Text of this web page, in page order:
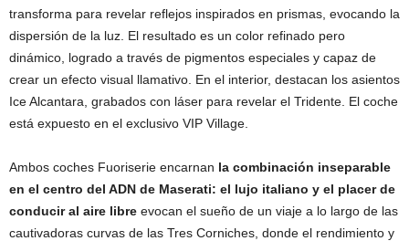
transforma para revelar reflejos inspirados en prismas, evocando la
dispersión de la luz. El resultado es un color refinado pero
dinámico, logrado a través de pigmentos especiales y capaz de
crear un efecto visual llamativo. En el interior, destacan los asientos
Ice Alcantara, grabados con láser para revelar el Tridente. El coche
está expuesto en el exclusivo VIP Village.
Ambos coches Fuoriserie encarnan la combinación inseparable
en el centro del ADN de Maserati: el lujo italiano y el placer de
conducir al aire libre evocan el sueño de un viaje a lo largo de las
cautivadoras curvas de las Tres Corniches, donde el rendimiento y